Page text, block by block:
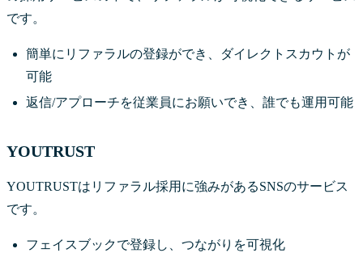
です。
簡単にリファラルの登録ができ、ダイレクトスカウトが
可能
返信/アプローチを従業員にお願いでき、誰でも運用可能
YOUTRUST
YOUTRUSTはリファラル採用に強みがあるSNSのサービス
です。
フェイスブックで登録し、つながりを可視化